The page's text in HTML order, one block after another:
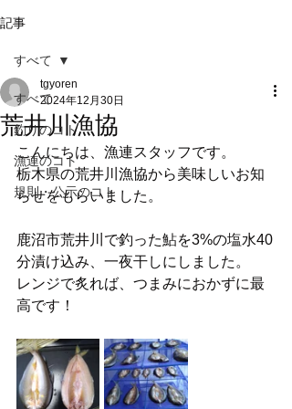
記事
すべて
釣りのコト
漁連のコト
規則・公示のコト
すべて
荒井川漁協
tgyoren
2024年12月30日
こんにちは、漁連スタッフです。
栃木県の荒井川漁協から美味しいお知
らせをもらいました。
鹿沼市荒井川で釣った鮎を3%の塩水40
分漬け込み、一夜干しにしました。
レンジで炙れば、つまみにおかずに最
高です！